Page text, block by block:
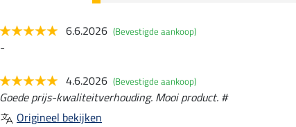
6.6.2026 (Bevestigde aankoop)
-
4.6.2026 (Bevestigde aankoop)
Goede prijs-kwaliteitverhouding. Mooi product. #
Origineel bekijken